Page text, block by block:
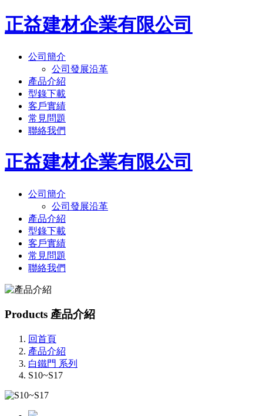
正益建材企業有限公司
公司簡介
公司發展沿革
產品介紹
型錄下載
客戶實績
常見問題
聯絡我們
正益建材企業有限公司
公司簡介
公司發展沿革
產品介紹
型錄下載
客戶實績
常見問題
聯絡我們
Products 產品介紹
回首頁
產品介紹
白鐵門 系列
S10~S17